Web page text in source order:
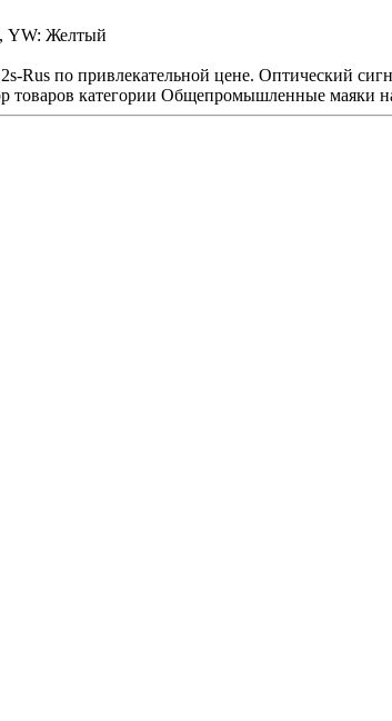
YW: Желтый
по привлекательной цене. Оптический
категории Общепромышленные маяки